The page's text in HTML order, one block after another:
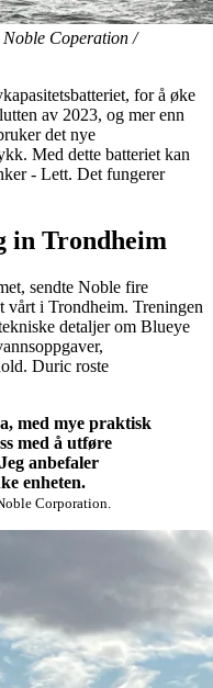
Coperation /
for å øke
av 2023, og mer enn
det nye
Med dette batteriet kan
- Lett. Det fungerer
in Trondheim
sendte Noble fire
vårt i Trondheim. Treningen
detaljer om Blueye
Duric roste
med mye praktisk
med å utføre
anbefaler
enheten.
Corporation.